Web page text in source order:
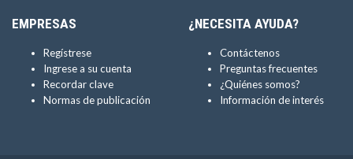
EMPRESAS
Regístrese
Ingrese a su cuenta
Recordar clave
Normas de publicación
¿NECESITA AYUDA?
Contáctenos
Preguntas frecuentes
¿Quiénes somos?
Información de interés